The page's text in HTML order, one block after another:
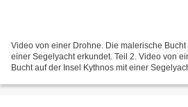
Video von einer Drohne. Die malerische
einer Segelyacht erkundet. Teil 2. Video von
Bucht auf der Insel Kythnos mit einer